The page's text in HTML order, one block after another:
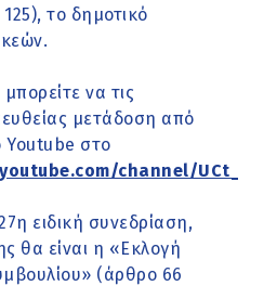
το δημοτικό
να τις
μετάδοση από
Youtube στο
channel/
ειδική συνεδρίαση,
θα είναι η «Εκλογή
(άρθρο 66